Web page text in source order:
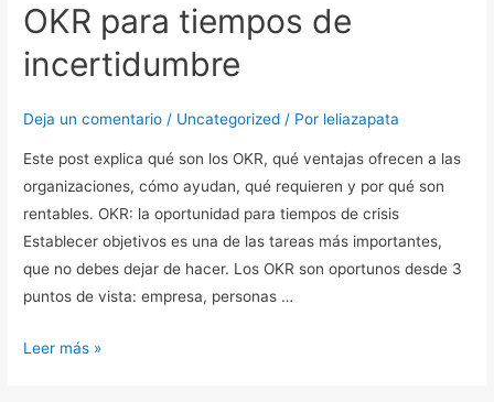
OKR para tiempos de
incertidumbre
Deja un comentario / Uncategorized / Por leliazapata
Este post explica qué son los OKR, qué ventajas ofrecen a las
organizaciones, cómo ayudan, qué requieren y por qué son
rentables. OKR: la oportunidad para tiempos de crisis
Establecer objetivos es una de las tareas más importantes,
que no debes dejar de hacer. Los OKR son oportunos desde 3
puntos de vista: empresa, personas …
OKR
para
tiempos
incertidumbre
Leer más »